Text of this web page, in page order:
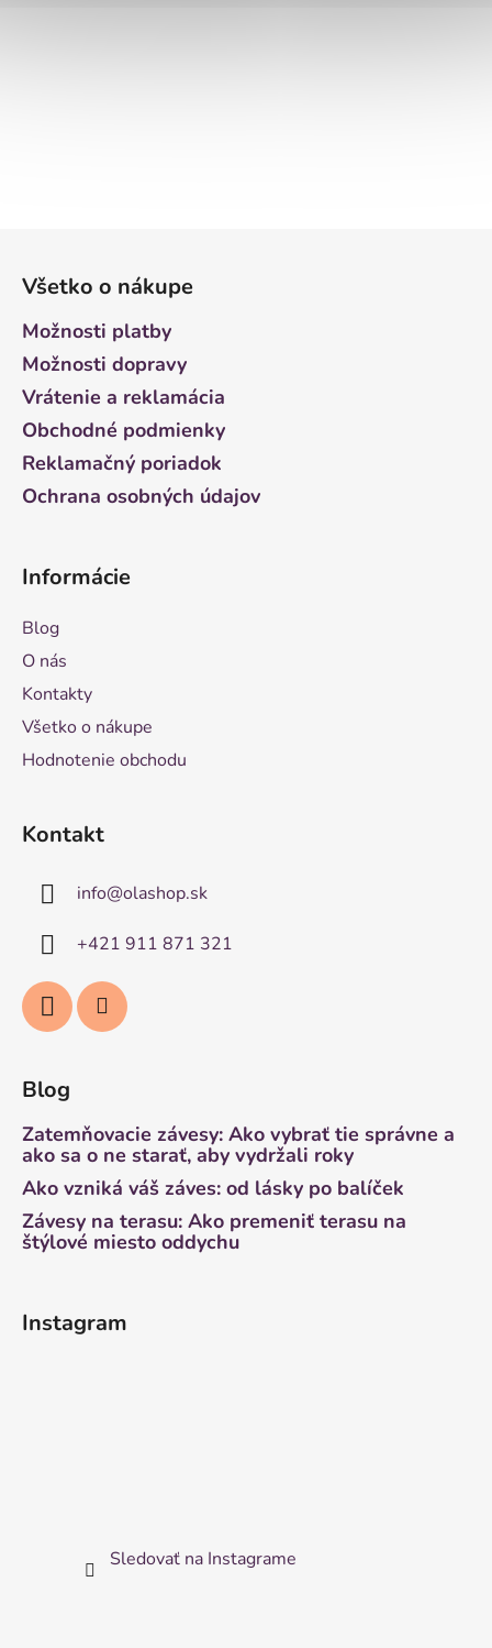
Všetko o nákupe
Možnosti platby
Možnosti dopravy
Vrátenie a reklamácia
Obchodné podmienky
Reklamačný poriadok
Ochrana osobných údajov
Informácie
Blog
O nás
Kontakty
Všetko o nákupe
Hodnotenie obchodu
Kontakt
info@olashop.sk
+421 911 871 321
Blog
Zatemňovacie závesy: Ako vybrať tie správne a
ako sa o ne starať, aby vydržali roky
Ako vzniká váš záves: od lásky po balíček
Závesy na terasu: Ako premeniť terasu na
štýlové miesto oddychu
Instagram
Sledovať na Instagrame